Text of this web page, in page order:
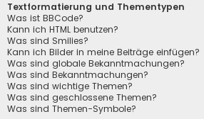
Textformatierung und Thementypen
Was ist BBCode?
Kann ich HTML benutzen?
Was sind Smilies?
Kann ich Bilder in meine Beiträge einfügen?
Was sind globale Bekanntmachungen?
Was sind Bekanntmachungen?
Was sind wichtige Themen?
Was sind geschlossene Themen?
Was sind Themen-Symbole?